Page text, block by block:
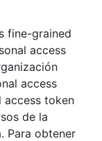
fine-grained
access
access
access token
de la
Para obtener